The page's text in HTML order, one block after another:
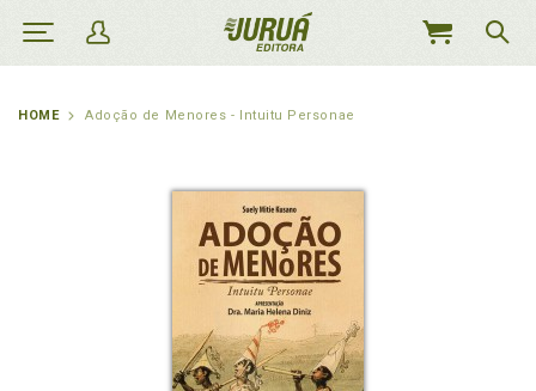
MEU
HOME Adoção de Menores - Intuitu Personae